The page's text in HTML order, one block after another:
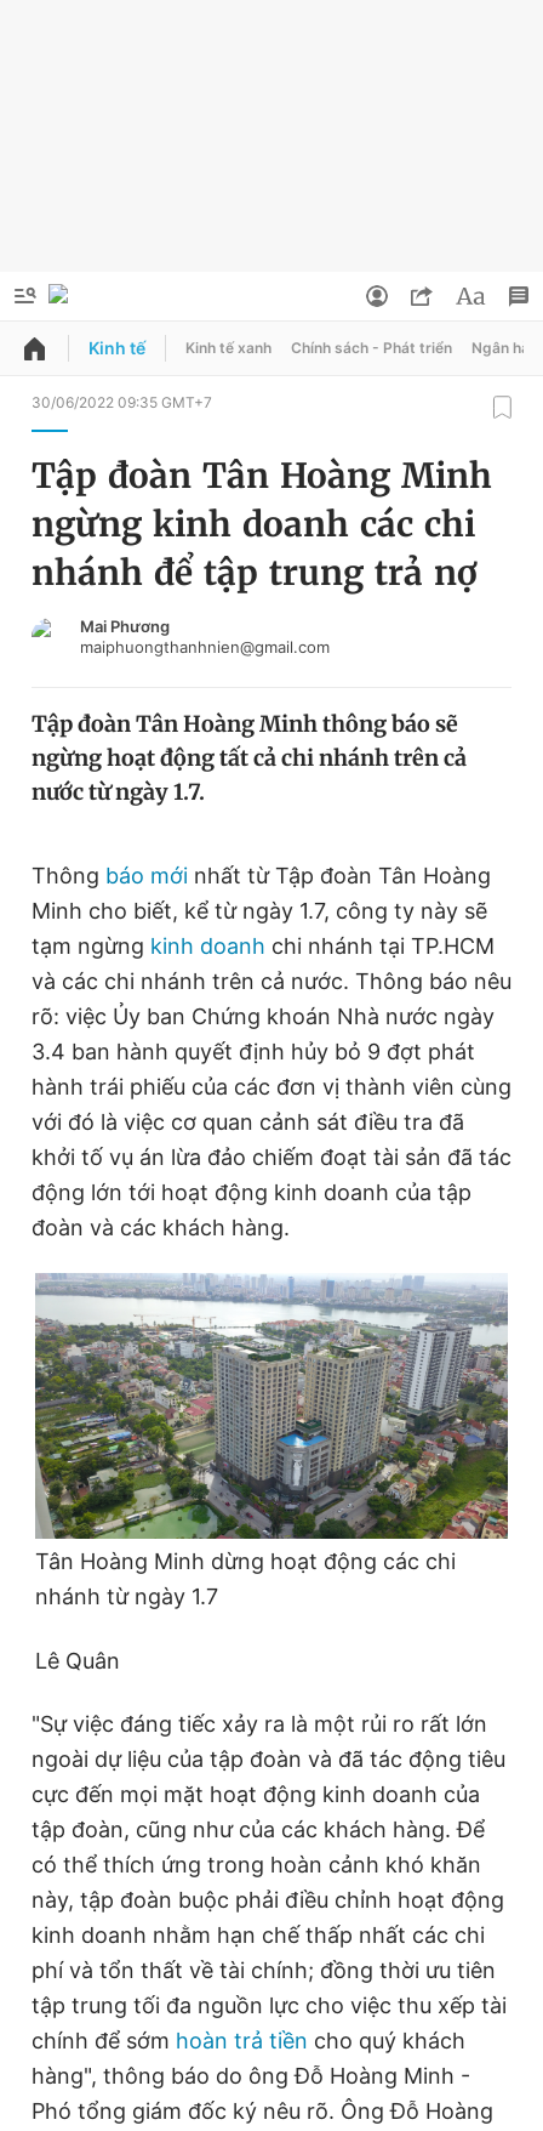
QUẢNG CÁO
Chuyên mục
Chuyên mục khác
Chào ngày mới
Video Magazine
Sản phẩm khác
Tiện ích Bạn cần biết
Thông tin tòa soạn Liên hệ quảng cáo
Đọc Thanh Niên trên điện thoại
Theo dõi báo trên
Hotline
0906 645 777
Liên hệ quảng cáo
0908 780 404
Đặt báo Quảng cáo RSS Tòa soạn Chính sách bảo
Tổng biên tập: Nguyễn Ngọc Toàn
Phó tổng biên tập thường trực: Hải Thành
Phó tổng biên tập: Lâm Hiếu Dũng
Phó tổng biên tập: Trần Việt Hưng
Tổng thư ký tòa soạn: Đức Trung
chép dưới mọi hình thức nếu không có sự chấp thuận bằng văn
Đổi mật khẩu
Tin đã lưu
Đăng xuất
Kinh tế Kinh tế xanh Chính sách - Phát triển Ngân
30/06/2022 09:35 GMT+7
Tập đoàn Tân Hoàng Minh
ngừng kinh doanh các chi
nhánh để tập trung trả nợ
Mai Phương
maiphuongthanhnien@gmail.com
Tập đoàn Tân Hoàng Minh thông báo sẽ
ngừng hoạt động tất cả chi nhánh trên cả
nước từ ngày 1.7.
Thông báo mới nhất từ Tập đoàn Tân Hoàng
Minh cho biết, kể từ ngày 1.7, công ty này sẽ
tạm ngừng kinh doanh chi nhánh tại TP.HCM
và các chi nhánh trên cả nước. Thông báo nêu
rõ: việc Ủy ban Chứng khoán Nhà nước ngày
3.4 ban hành quyết định hủy bỏ 9 đợt phát
hành trái phiếu của các đơn vị thành viên cùng
với đó là việc cơ quan cảnh sát điều tra đã
khởi tố vụ án lừa đảo chiếm đoạt tài sản đã tác
động lớn tới hoạt động kinh doanh của tập
đoàn và các khách hàng.
Tân Hoàng Minh dừng hoạt động các chi
nhánh từ ngày 1.7
Lê Quân
"Sự việc đáng tiếc xảy ra là một rủi ro rất lớn
ngoài dự liệu của tập đoàn và đã tác động tiêu
cực đến mọi mặt hoạt động kinh doanh của
tập đoàn, cũng như của các khách hàng. Để
có thể thích ứng trong hoàn cảnh khó khăn
này, tập đoàn buộc phải điều chỉnh hoạt động
kinh doanh nhằm hạn chế thấp nhất các chi
phí và tổn thất về tài chính; đồng thời ưu tiên
tập trung tối đa nguồn lực cho việc thu xếp tài
chính để sớm hoàn trả tiền cho quý khách
hàng", thông báo do ông Đỗ Hoàng Minh -
Phó tổng giám đốc ký nêu rõ. Ông Đỗ Hoàng